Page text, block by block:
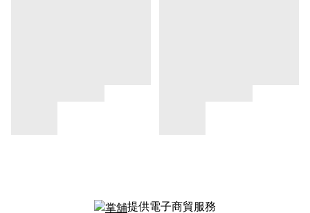
提供電子商貿服務